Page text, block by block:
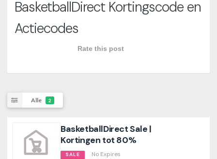
BasketballDirect Kortingscode en
Actiecodes
Rate this post
Alle 2
BasketballDirect Sale |
Kortingen tot 80%
SALE No Expires